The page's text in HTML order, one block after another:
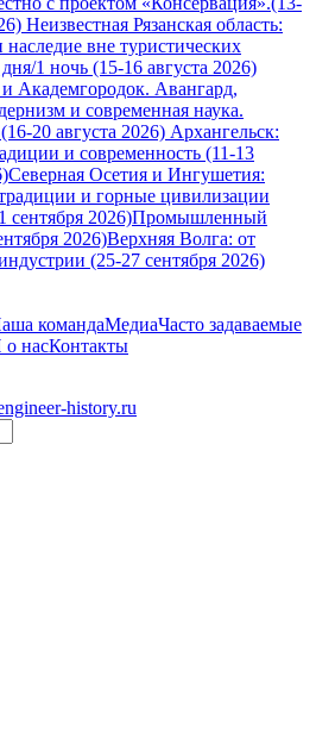
Неизвестная Рязанская область:
наследие вне туристических
1 ночь (15-16 августа 2026)
Академгородок. Авангард,
и современная наука.
20 августа 2026) Архангельск:
и современность (11-13
Северная Осетия и Ингушетия:
и горные цивилизации
сентября 2026)Промышленный
2026)Верхняя Волга: от
(25-27 сентября 2026)
командаМедиаЧасто задаваемые
насКонтакты
history.ru